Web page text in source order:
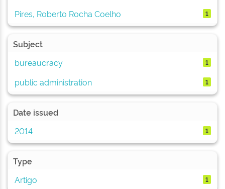
Pires, Roberto Rocha Coelho 1
Subject
bureaucracy
1
public administration 1
Date issued
2014
1
Type
Artigo
1